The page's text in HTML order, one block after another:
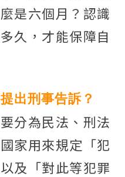
是六個月？認識
久，才能保障自
出刑事告訴？
分為民法、刑法
家用來規定「犯
及「對此等犯罪